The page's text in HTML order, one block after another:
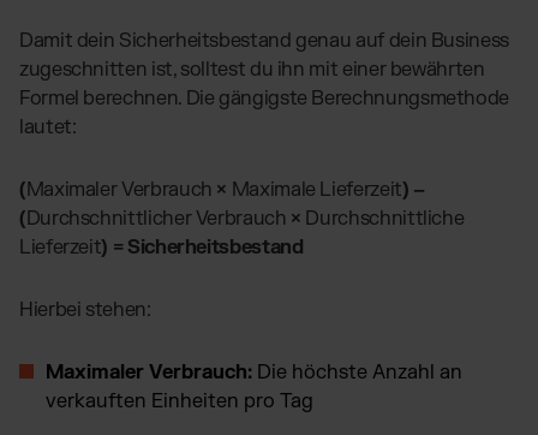
Damit dein Sicherheitsbestand genau auf dein Business
zugeschnitten ist, solltest du ihn mit einer bewährten
Formel berechnen. Die gängigste Berechnungsmethode
lautet:
(Maximaler Verbrauch × Maximale Lieferzeit) –
(Durchschnittlicher Verbrauch × Durchschnittliche
Lieferzeit) = Sicherheitsbestand
Hierbei stehen:
Maximaler Verbrauch: Die höchste Anzahl an
verkauften Einheiten pro Tag